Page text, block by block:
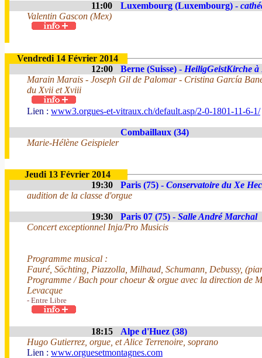
11:00 Luxembourg (Luxembourg) -
Valentin Gascon (Mex)
Vendredi 14 Février 2014
12:00
Berne (Suisse) - HeiligGeistKirche à
Marain Marais - Joseph Gil de Palomar - Cristina García
du Xvii et Xviii
Lien : www3.orgues-et-vitraux.ch/default.asp/2-0-1801-11-6-1/
Combaillaux (34)
Marie-Hélène Geispieler
Jeudi 13 Février 2014
19:30
Paris (75) - Conservatoire du Xe
audition de la classe d'orgue
19:30 Paris 07 (75) - Salle André Marchal
Concert exceptionnel Inja/Pro Musicis
Programme musical :
Fauré, Söchting, Piazzolla, Milhaud, Schumann, Debussy,
Programme / Bach pour choeur & orgue avec la direction de
Levacque
- Entre Libre
18:15
Alpe d'Huez (38)
Hugo Gutierrez, orgue, et Alice Terrenoire, soprano
Lien : www.orguesetmontagnes.com